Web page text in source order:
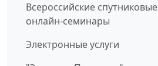
Всероссийские спутниковые
онлайн-семинары
Электронные услуги